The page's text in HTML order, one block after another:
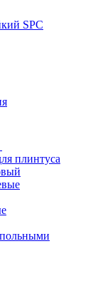
SPC
плинтуса